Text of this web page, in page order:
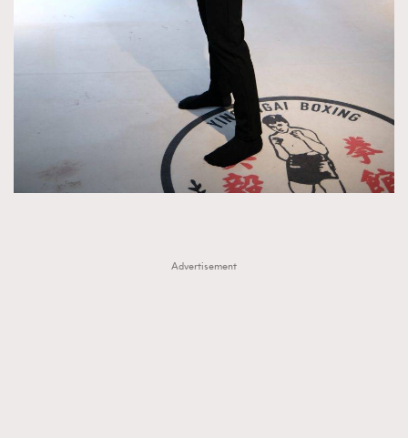
Advertisement